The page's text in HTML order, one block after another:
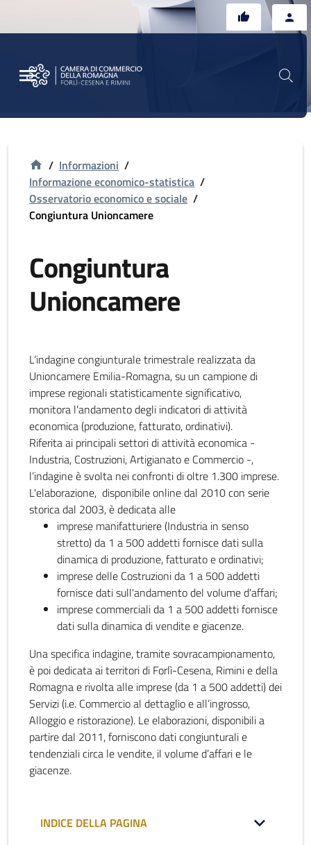
/ Informazioni /
Informazione economico-statistica /
Osservatorio economico e sociale /
Congiuntura Unioncamere
Congiuntura
Unioncamere
L’indagine congiunturale trimestrale realizzata da
Unioncamere Emilia-Romagna, su un campione di
imprese regionali statisticamente significativo,
monitora l'andamento degli indicatori di attività
economica (produzione, fatturato, ordinativi).
Riferita ai principali settori di attività economica -
Industria, Costruzioni, Artigianato e Commercio -,
l’indagine è svolta nei confronti di oltre 1.300 imprese.
L'elaborazione, disponibile online dal 2010 con serie
storica dal 2003, è dedicata alle
imprese manifatturiere (Industria in senso
stretto) da 1 a 500 addetti fornisce dati sulla
dinamica di produzione, fatturato e ordinativi;
imprese delle Costruzioni da 1 a 500 addetti
fornisce dati sull'andamento del volume d'affari;
imprese commerciali da 1 a 500 addetti fornisce
dati sulla dinamica di vendite e giacenze.
Una specifica indagine, tramite sovracampionamento,
è poi dedicata ai territori di Forlì-Cesena, Rimini e della
Romagna e rivolta alle imprese (da 1 a 500 addetti) dei
Servizi (i.e. Commercio al dettaglio e all’ingrosso,
Alloggio e ristorazione). Le elaborazioni, disponibili a
partire dal 2011, forniscono dati congiunturali e
tendenziali circa le vendite, il volume d’affari e le
giacenze.
INDICE DELLA PAGINA